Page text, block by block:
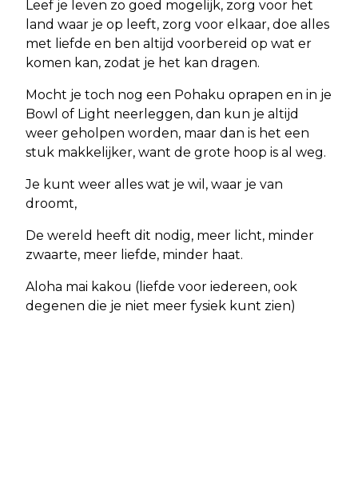
Leef je leven zo goed mogelijk, zorg voor het
land waar je op leeft, zorg voor elkaar, doe alles
met liefde en ben altijd voorbereid op wat er
komen kan, zodat je het kan dragen.
Mocht je toch nog een Pohaku oprapen en in je
Bowl of Light neerleggen, dan kun je altijd
weer geholpen worden, maar dan is het een
stuk makkelijker, want de grote hoop is al weg.
Je kunt weer alles wat je wil, waar je van
droomt,
De wereld heeft dit nodig, meer licht, minder
zwaarte, meer liefde, minder haat.
Aloha mai kakou (liefde voor iedereen, ook
degenen die je niet meer fysiek kunt zien)